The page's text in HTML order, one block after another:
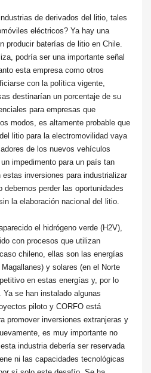
de derivados del litio, tales
eléctricos? Ya hay una
producir baterías de litio en Chile.
podría ser una importante señal
esta empresa como otros
con la política vigente,
destinarían un porcentaje de su
para empresas que
modos, es altamente probable que
litio para la electromovilidad vaya
de los nuevos vehículos
impedimento para un país tan
estas inversiones para industrializar
perder las oportunidades
la elaboración nacional del litio.
el hidrógeno verde (H2V),
con procesos que utilizan
chileno, ellas son las energías
y solares (en el Norte
en estas energías y, por lo
se han instalado algunas
piloto y CORFO está
promover inversiones extranjeras y
es muy importante no
industria debería ser reservada
ni las capacidades tecnológicas